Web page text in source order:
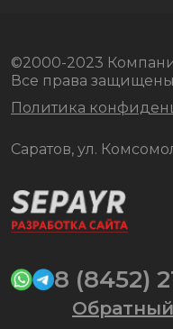
©2000-2023
Все права
Политика
Саратов, ул.
8 (8452)